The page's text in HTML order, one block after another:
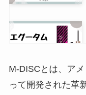
M-DISCとは、ア
って開発された革